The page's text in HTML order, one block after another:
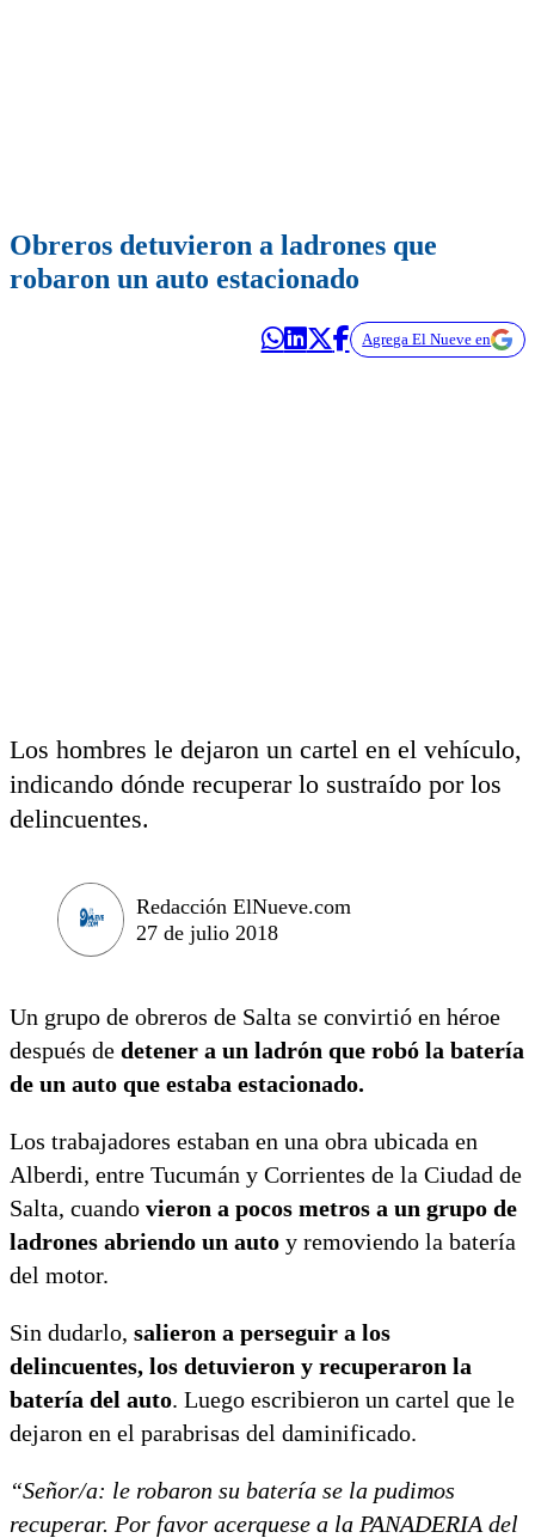
Obreros detuvieron a ladrones que
robaron un auto estacionado
Agrega El Nueve en
Los hombres le dejaron un cartel en el vehículo,
indicando dónde recuperar lo sustraído por los
delincuentes.
Redacción ElNueve.com
27 de julio 2018
Un grupo de obreros de Salta se convirtió en héroe
después de detener a un ladrón que robó la batería
de un auto que estaba estacionado.
Los trabajadores estaban en una obra ubicada en
Alberdi, entre Tucumán y Corrientes de la Ciudad de
Salta, cuando vieron a pocos metros a un grupo de
ladrones abriendo un auto y removiendo la batería
del motor.
Sin dudarlo, salieron a perseguir a los
delincuentes, los detuvieron y recuperaron la
batería del auto. Luego escribieron un cartel que le
dejaron en el parabrisas del daminificado.
“Señor/a: le robaron su batería se la pudimos
recuperar. Por favor acerquese a la PANADERIA del